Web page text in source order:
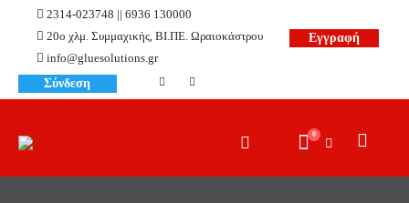
2314-023748 || 6936 130000
20ο χλμ. Συμμαχικής, ΒΙ.ΠΕ. Ωραιοκάστρου
info@gluesolutions.gr
Εγγραφή
Σύνδεση
0